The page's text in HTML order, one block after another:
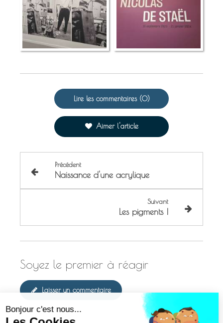
Lire les commentaires (0)
Aimer l'article
Précédent
Naissance d'une acrylique
Suivant
Les pigments !
Soyez le premier à réagir
Laisser un commentaire